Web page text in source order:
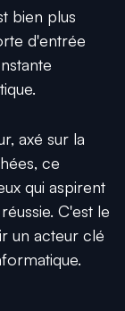
bien plus
d'entrée
axé sur la
ce
qui aspirent
réussie. C'est le
un acteur clé